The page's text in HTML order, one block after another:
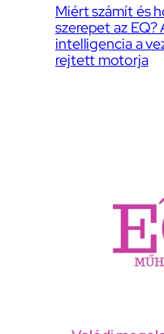
Miért számít és
szerepet az EQ?
intelligencia a
rejtett motorja